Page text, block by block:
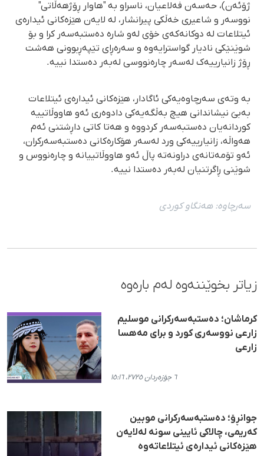
ژۆئەن)، حەسەن فەلاعیان، ناسراو بە "هاوار ڕۆژهەڵاتی"
نووسەر و شاعیری خەڵکی پیرانشار، لە لایەن هێزەکانی ئیدارەی
ئیتلاعات لە دوکانەکەی خۆی لەو شارە دەستبەسەر کرا و بۆ
شوێنێکی نادیار گواسترایەوە و سەرەڕای تێپەڕبوونی هەشت
ڕۆژ زانیارییەک لەسەر چارەنووسی لەبەر دەستدا نییە.
بە وتەی سەرچاوەیەکی ئاگادار، هێزەکانی ئیدارەی ئیتلاعات
بەبێ نیشاندانی هیچ بەڵگەیەکی دادوەری ئەو هاووڵاتییە
کوردانەیان دەستبەسەر کردووە و هەتا کاتی داڕشتنی ئەم
هەواڵە، زانیارییەکی ورد لەسەر هۆکارەکانی دەستبەسەرکران،
ئەو تۆمەتانەی دراونەتە پاڵ ئەو هاووڵاتییانە و چارەنووس و
شوێنی ڕاگرتنیان لەبەر دەستدا نییە.
سەرچاوە:هەنگاو كوردی
زیاتر بخوێننەوە لەم بارەوە
كرماشان؛ دەستبەسەركرانی موسلیم
زارعی نووسەری كورد و برای مەهسا
زارعی
٦ جۆزەردان ٢٧٢٥، ١٥:١٦
جوانڕۆ؛ دەستبەسەرکرانی موبین
کەریمی، چالاکی ئایینی سونه لەلایەن
هێزەکانی ئیدارەی ئیتلاعاتەوە